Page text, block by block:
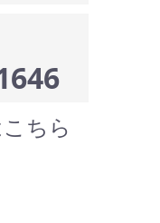
ちら